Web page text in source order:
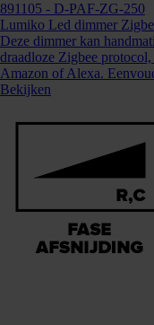
891105 - D-PAF-ZG-250
Lumiko Led dimmer
Deze dimmer kan
draadloze Zigbee
Amazon of Alexa.
Bekijken